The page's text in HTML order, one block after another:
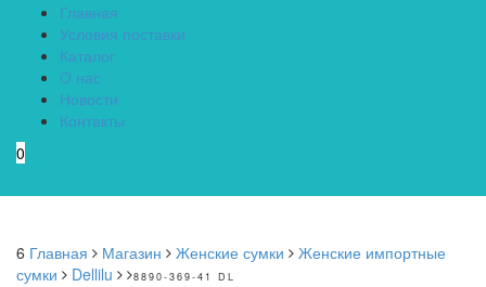
Главная
Условия поставки
Каталог
О нас
Новости
Контакты
0
6 Главная Магазин Женские сумки
Женские импортные
сумки
Dellilu 8890-369-41 DL